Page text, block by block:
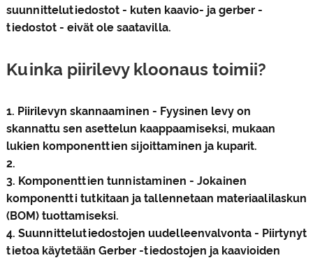
suunnittelutiedostot - kuten kaavio- ja gerber -
tiedostot - eivät ole saatavilla.
Kuinka piirilevy kloonaus toimii?
1. Piirilevyn skannaaminen - Fyysinen levy on
skannattu sen asettelun kaappaamiseksi, mukaan
lukien komponenttien sijoittaminen ja kuparit.
2.
3. Komponenttien tunnistaminen - Jokainen
komponentti tutkitaan ja tallennetaan materiaalilaskun
(BOM) tuottamiseksi.
4. Suunnittelutiedostojen uudelleenvalvonta - Piirtynyt
tietoa käytetään Gerber -tiedostojen ja kaavioiden